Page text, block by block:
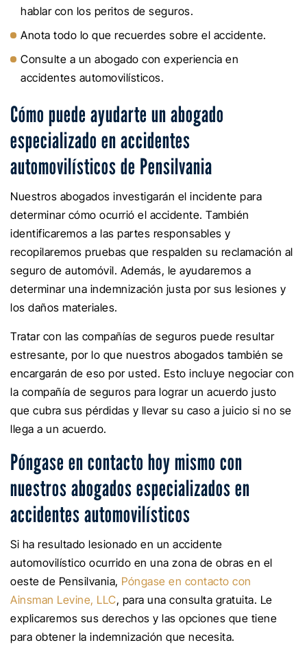
hablar con los peritos de seguros.
Anota todo lo que recuerdes sobre el accidente.
Consulte a un abogado con experiencia en
accidentes automovilísticos.
Cómo puede ayudarte un abogado
especializado en accidentes
automovilísticos de Pensilvania
Nuestros abogados investigarán el incidente para
determinar cómo ocurrió el accidente. También
identificaremos a las partes responsables y
recopilaremos pruebas que respalden su reclamación al
seguro de automóvil. Además, le ayudaremos a
determinar una indemnización justa por sus lesiones y
los daños materiales.
Tratar con las compañías de seguros puede resultar
estresante, por lo que nuestros abogados también se
encargarán de eso por usted. Esto incluye negociar con
la compañía de seguros para lograr un acuerdo justo
que cubra sus pérdidas y llevar su caso a juicio si no se
llega a un acuerdo.
Póngase en contacto hoy mismo con
nuestros abogados especializados en
accidentes automovilísticos
Si ha resultado lesionado en un accidente
automovilístico ocurrido en una zona de obras en el
oeste de Pensilvania, Póngase en contacto con
Ainsman Levine, LLC, para una consulta gratuita. Le
explicaremos sus derechos y las opciones que tiene
para obtener la indemnización que necesita.